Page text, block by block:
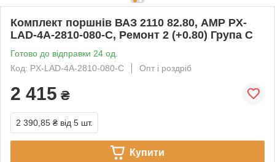
Комплект поршнів ВАЗ 2110 82.80, AMP PX-
LAD-4A-2810-080-C, Ремонт 2 (+0.80) Група C
Готово до відправки 24 од.
Код: PX-LAD-4A-2810-080-C
Опт і роздріб
2 415 ₴
2 390,85 ₴ від 5 шт.
Купити